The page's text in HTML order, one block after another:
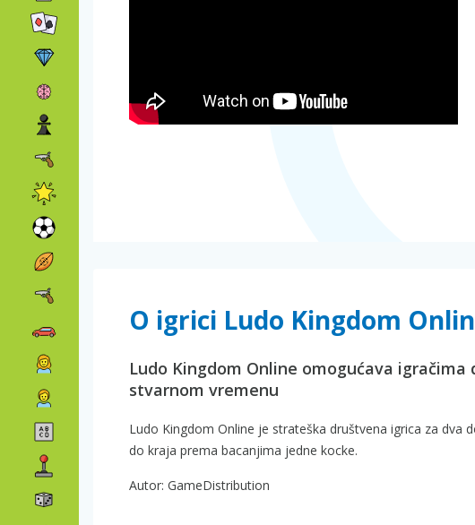
O igrici Ludo Kingdom
Ludo Kingdom Online omogućava
stvarnom vremenu
Ludo Kingdom Online je strateška društvena igrica za
do kraja prema bacanjima jedne kocke.
Autor: GameDistribution